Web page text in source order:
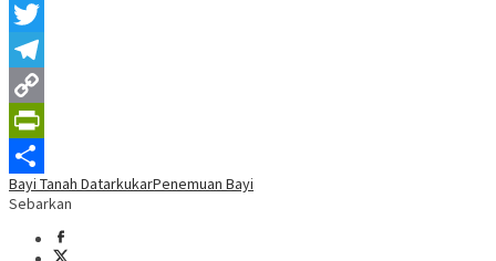
Facebook
Twitter
Telegram
Copy
Link
PrintFriendly
Share
Bayi Tanah DatarkukarPenemuan Bayi
Sebarkan